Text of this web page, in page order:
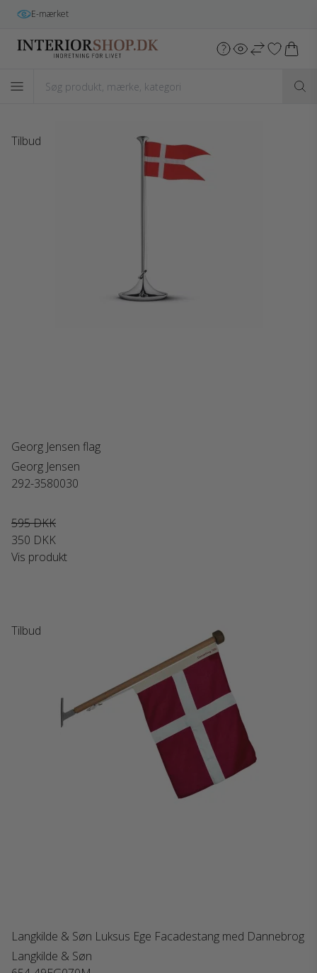
Gratis fragt
Tilbud
Georg Jensen flag
Georg Jensen
292-3580030
595 DKK
350 DKK
Vis produkt
Tilbud
Langkilde & Søn Luksus Ege Facadestang med Dannebrog
Langkilde & Søn